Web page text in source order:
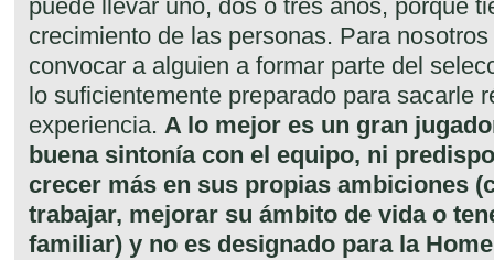
puede llevar uno, dos o tres años, porque
crecimiento de las personas. Para
convocar a alguien a formar parte del
lo suficientemente preparado para sacarle
experiencia. A lo mejor es un gran
buena sintonía con el equipo, ni
crecer más en sus propias ambiciones
trabajar, mejorar su ámbito de vida o
familiar) y no es designado para la